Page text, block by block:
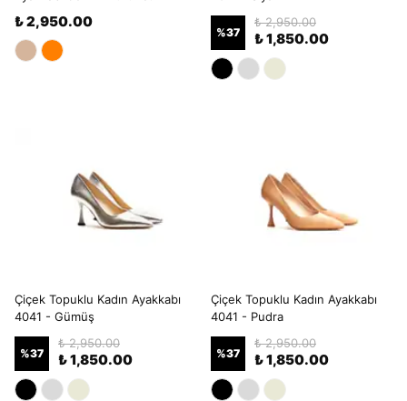
₺ 2,950.00
%37
₺ 2,950.00
₺ 1,850.00
Çiçek Topuklu Kadın Ayakkabı
4041 - Gümüş
%37
₺ 2,950.00
₺ 1,850.00
Çiçek Topuklu Kadın Ayakkabı
4041 - Pudra
%37
₺ 2,950.00
₺ 1,850.00